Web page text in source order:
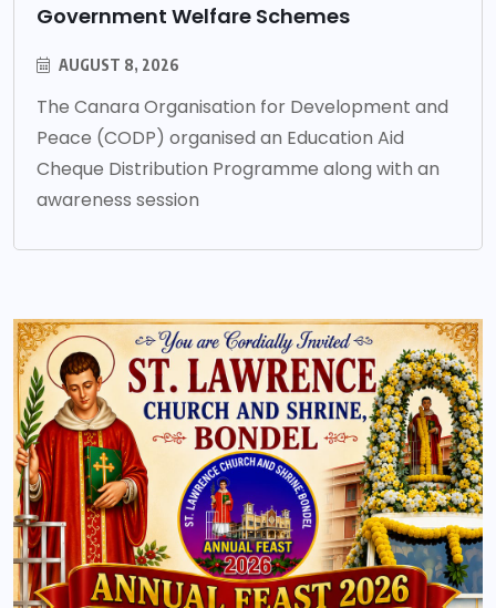
Government Welfare Schemes
AUGUST 8, 2026
The Canara Organisation for Development and
Peace (CODP) organised an Education Aid
Cheque Distribution Programme along with an
awareness session